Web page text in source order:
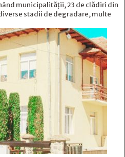
municipalității, 23 de clădiri din
stadii de degradare, multe